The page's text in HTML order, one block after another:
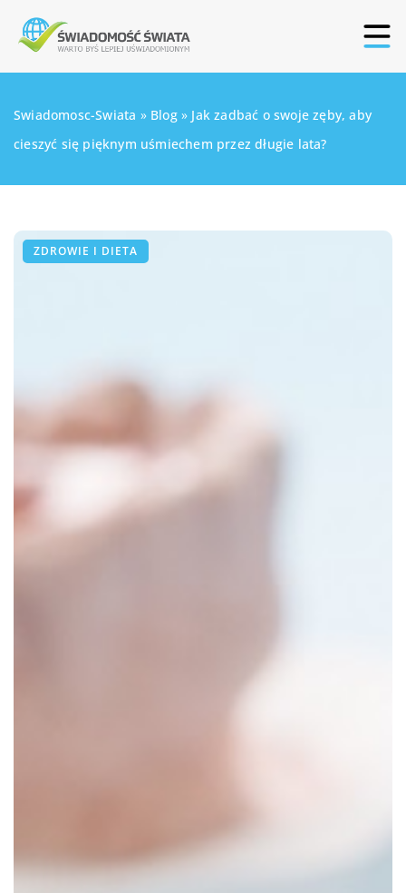
Swiadomosc-Swiata » Blog» Jak zadbać o swoje zęby, aby
cieszyć się pięknym uśmiechem przez długie lata?
ZDROWIE I DIETA